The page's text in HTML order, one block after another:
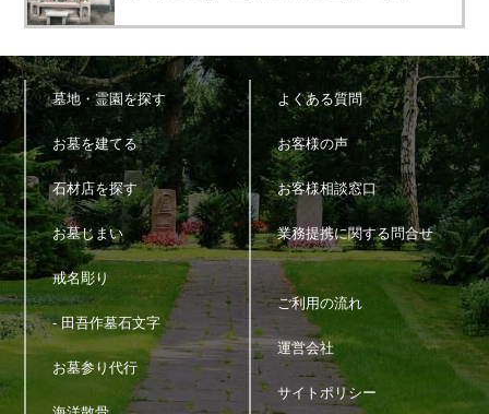
墓地・霊園を探す
お墓を建てる
石材店を探す
お墓じまい
戒名彫り
- 田吾作墓石文字
お墓参り代行
よくある質問
お客様の声
お客様相談窓口
業務提携に関する問合せ
ご利用の流れ
運営会社
サイトポリシー